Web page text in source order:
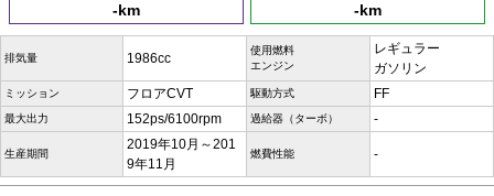
-km -km
排気量 1986cc
使用燃料
エンジン
レギュラー
ガソリン
ミッション フロアCVT 駆動方式 FF
最大出力 152ps/6100rpm 過給器（ターボ） -
生産期間
2019年10月～201
9年11月
燃費性能 -